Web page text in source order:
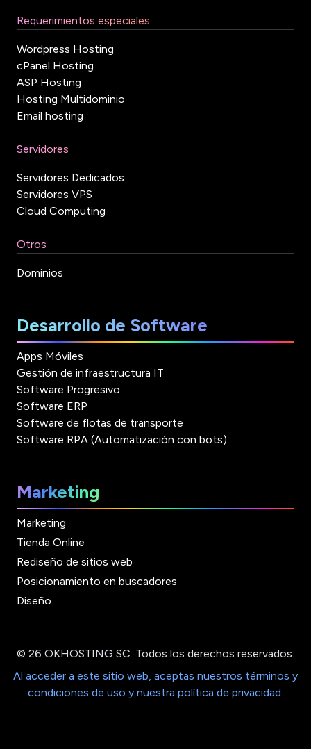
Requerimientos especiales
Wordpress Hosting
cPanel Hosting
ASP Hosting
Hosting Multidominio
Email hosting
Servidores
Servidores Dedicados
Servidores VPS
Cloud Computing
Otros
Dominios
Desarrollo de Software
Apps Móviles
Gestión de infraestructura IT
Software Progresivo
Software ERP
Software de flotas de transporte
Software RPA (Automatización con bots)
Marketing
Marketing
Tienda Online
Rediseño de sitios web
Posicionamiento en buscadores
Diseño
© 26 OKHOSTING SC. Todos los derechos reservados.
Al acceder a este sitio web, aceptas nuestros términos y
condiciones de uso y nuestra política de privacidad.